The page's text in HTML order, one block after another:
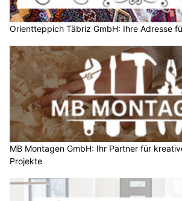
Orientteppich Täbriz GmbH: Ihre Adresse
MB Montagen GmbH: Ihr Partner für
Projekte